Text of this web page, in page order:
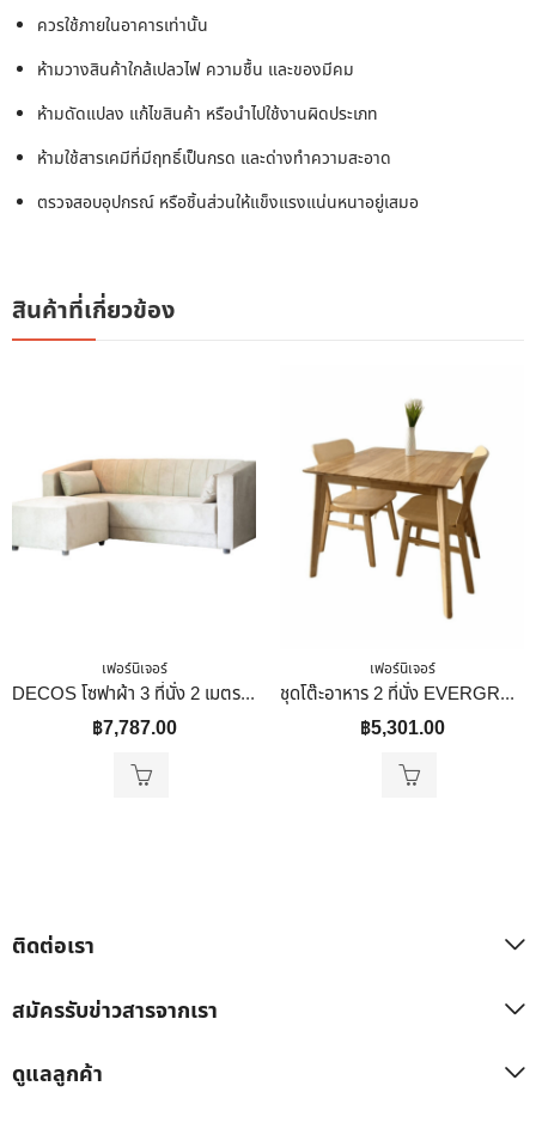
ควรใช้ภายในอาคารเท่านั้น
ห้ามวางสินค้าใกล้เปลวไฟ ความชื้น และของมีคม
ห้ามดัดแปลง แก้ไขสินค้า หรือนำไปใช้งานผิดประเภท
ห้ามใช้สารเคมีที่มีฤทธิ์เป็นกรด และด่างทำความสะอาด
ตรวจสอบอุปกรณ์ หรือชิ้นส่วนให้แข็งแรงแน่นหนาอยู่เสมอ
สินค้าที่เกี่ยวข้อง
เฟอร์นิเจอร์
DECOS โซฟาผ้า 3 ที่นั่ง 2 เมตร พร้อมสตูล รุ่น CAYLA สีครีม
฿7,787.00
เฟอร์นิเจอร์
ชุดโต๊ะอาหาร 2 ที่นั่ง EVERGREEN FURNITURE สีไม้ธรรมชาติ
฿5,301.00
ติดต่อเรา
สมัครรับข่าวสารจากเรา
ดูแลลูกค้า